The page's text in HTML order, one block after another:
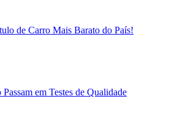
de Carro Mais Barato do País!
em Testes de Qualidade